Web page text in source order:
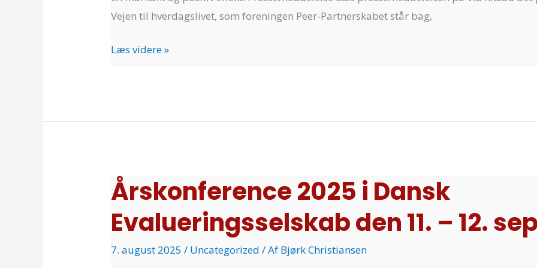
Vejen til hverdagslivet, som foreningen Peer-Partnerskabet står bag,
Læs videre »
Årskonference 2025 i Dansk
Evalueringsselskab den 11. – 12.
7. august 2025/ Uncategorized / Af Bjørk Christiansen
Årskonference
2025
Evalueringsselskab